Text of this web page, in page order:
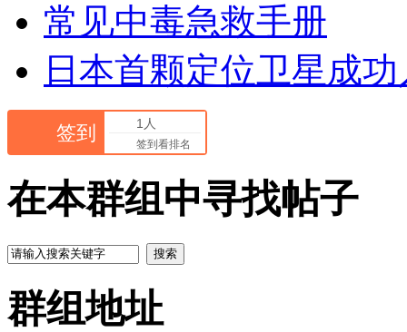
常见中毒急救手册
日本首颗定位卫星成
签到 1人
签到看排名
在本群组中寻找帖子
搜索
群组地址